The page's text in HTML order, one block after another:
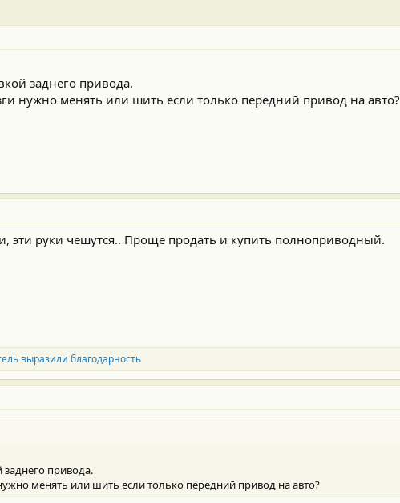
заднего привода.
нужно менять или шить если только передний привод на авто?
эти руки чешутся.. Проще продать и купить полноприводный.
выразили благодарность
заднего привода.
менять или шить если только передний привод на авто?